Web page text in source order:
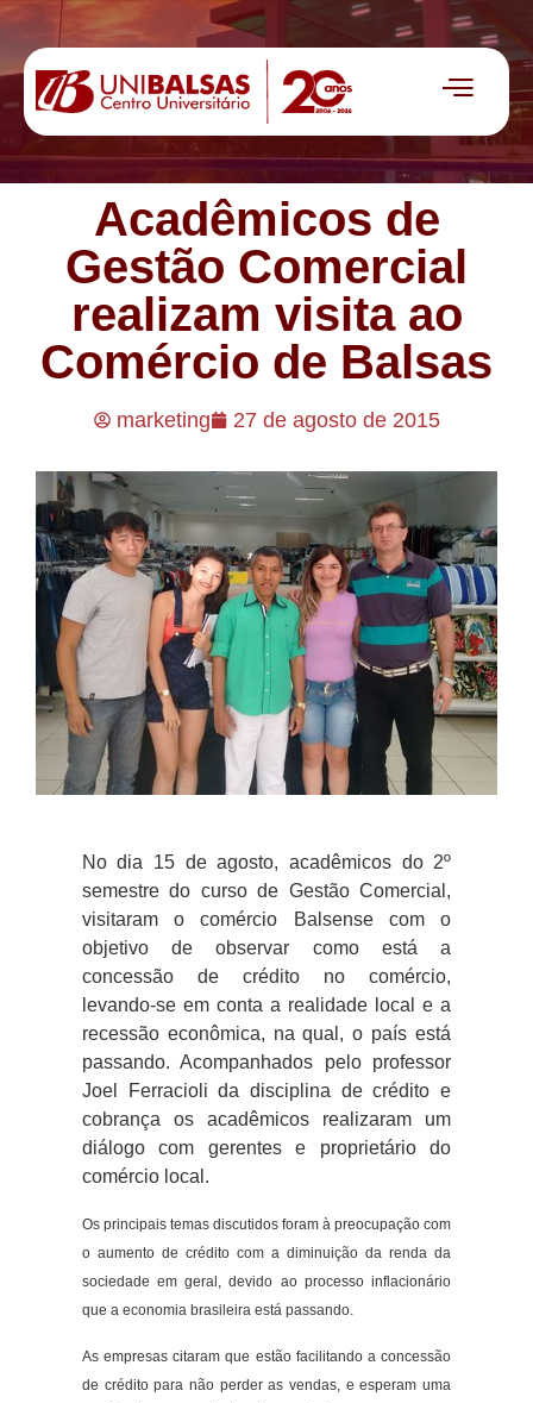
Acadêmicos de
Gestão Comercial
realizam visita ao
Comércio de Balsas
marketing 27 de agosto de 2015
No dia 15 de agosto, acadêmicos do 2º
semestre do curso de Gestão Comercial,
visitaram o comércio Balsense com o
objetivo de observar como está a
concessão de crédito no comércio,
levando-se em conta a realidade local e a
recessão econômica, na qual, o país está
passando. Acompanhados pelo professor
Joel Ferracioli da disciplina de crédito e
cobrança os acadêmicos realizaram um
diálogo com gerentes e proprietário do
comércio local.
Os principais temas discutidos foram à preocupação com
o aumento de crédito com a diminuição da renda da
sociedade em geral, devido ao processo inflacionário
que a economia brasileira está passando.
As empresas citaram que estão facilitando a concessão
de crédito para não perder as vendas, e esperam uma